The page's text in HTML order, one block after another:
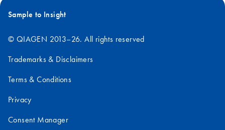
Sample to Insight
© QIAGEN 2013–26. All rights reserved
Trademarks & Disclaimers
Terms & Conditions
Privacy
Consent Manager